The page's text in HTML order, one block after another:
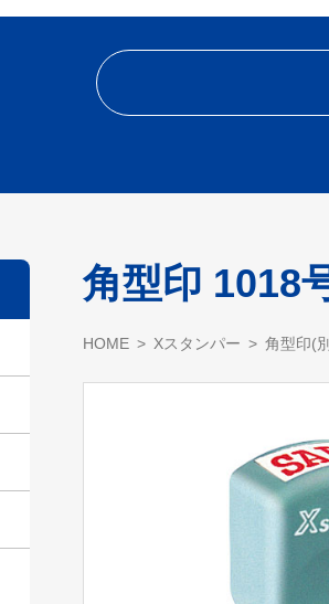
角型印 1018
HOME Xスタンパー 角型印(